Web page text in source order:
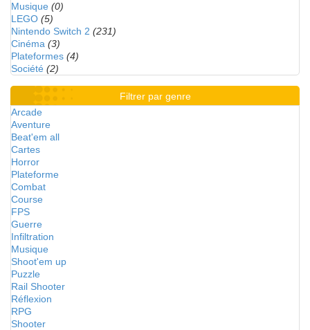
Musique (0)
LEGO (5)
Nintendo Switch 2 (231)
Cinéma (3)
Plateformes (4)
Société (2)
Filtrer par genre
Arcade
Aventure
Beat'em all
Cartes
Horror
Plateforme
Combat
Course
FPS
Guerre
Infiltration
Musique
Shoot'em up
Puzzle
Rail Shooter
Réflexion
RPG
Shooter